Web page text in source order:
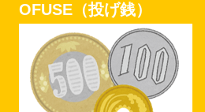
OFUSE（投げ銭）